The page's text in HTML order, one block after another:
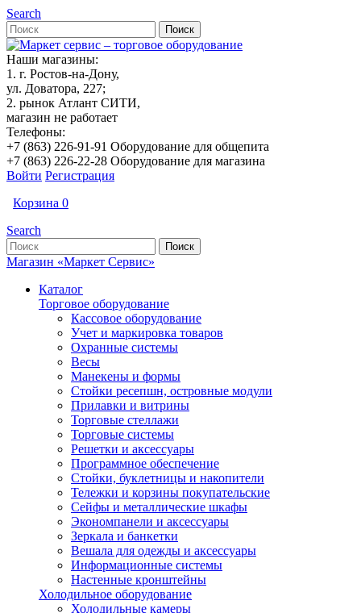
Search
Наши магазины:
1. г. Ростов-на-Дону,
ул. Доватора, 227;
2. рынок Атлант СИТИ,
магазин не работает
Телефоны:
+7 (863) 226-91-91 Оборудование для общепита
+7 (863) 226-22-28 Оборудование для магазина
Войти Регистрация
Корзина 0
Search
Магазин «Маркет Сервис»
Каталог
Торговое оборудование
Кассовое оборудование
Учет и маркировка товаров
Охранные системы
Весы
Манекены и формы
Стойки ресепшн, островные модули
Прилавки и витрины
Торговые стеллажи
Торговые системы
Решетки и аксессуары
Программное обеспечение
Стойки, буклетницы и накопители
Тележки и корзины покупательские
Сейфы и металлические шкафы
Экономпанели и аксессуары
Зеркала и банкетки
Вешала для одежды и аксессуары
Информационные системы
Настенные кронштейны
Холодильное оборудование
Холодильные камеры